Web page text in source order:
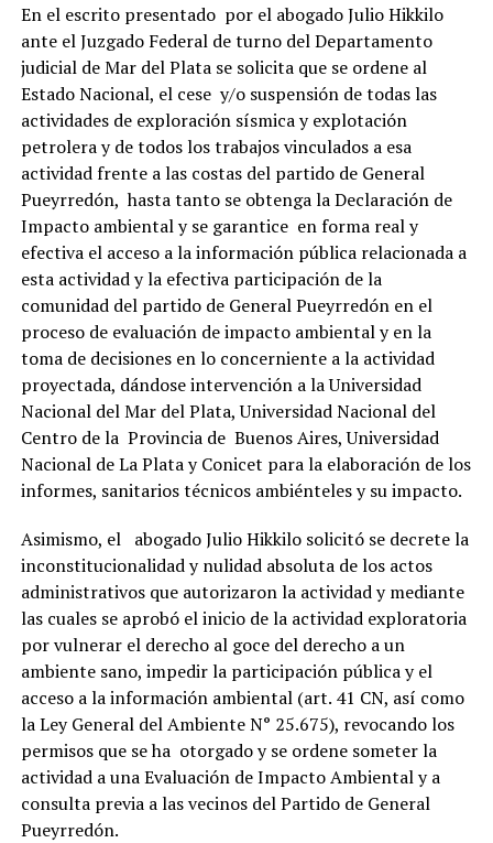
En el escrito presentado por el abogado Julio Hikkilo
ante el Juzgado Federal de turno del Departamento
judicial de Mar del Plata se solicita que se ordene al
Estado Nacional, el cese y/o suspensión de todas las
actividades de exploración sísmica y explotación
petrolera y de todos los trabajos vinculados a esa
actividad frente a las costas del partido de General
Pueyrredón, hasta tanto se obtenga la Declaración de
Impacto ambiental y se garantice en forma real y
efectiva el acceso a la información pública relacionada a
esta actividad y la efectiva participación de la
comunidad del partido de General Pueyrredón en el
proceso de evaluación de impacto ambiental y en la
toma de decisiones en lo concerniente a la actividad
proyectada, dándose intervención a la Universidad
Nacional del Mar del Plata, Universidad Nacional del
Centro de la Provincia de Buenos Aires, Universidad
Nacional de La Plata y Conicet para la elaboración de los
informes, sanitarios técnicos ambiénteles y su impacto.
Asimismo, el abogado Julio Hikkilo solicitó se decrete la
inconstitucionalidad y nulidad absoluta de los actos
administrativos que autorizaron la actividad y mediante
las cuales se aprobó el inicio de la actividad exploratoria
por vulnerar el derecho al goce del derecho a un
ambiente sano, impedir la participación pública y el
acceso a la información ambiental (art. 41 CN, así como
la Ley General del Ambiente N° 25.675), revocando los
permisos que se ha otorgado y se ordene someter la
actividad a una Evaluación de Impacto Ambiental y a
consulta previa a las vecinos del Partido de General
Pueyrredón.